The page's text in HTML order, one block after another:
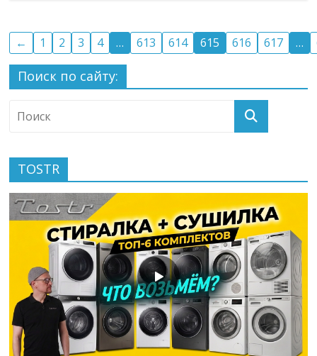
← 1 2 3 4 … 613 614 615 616 617 …
Поиск по сайту:
TOSTR